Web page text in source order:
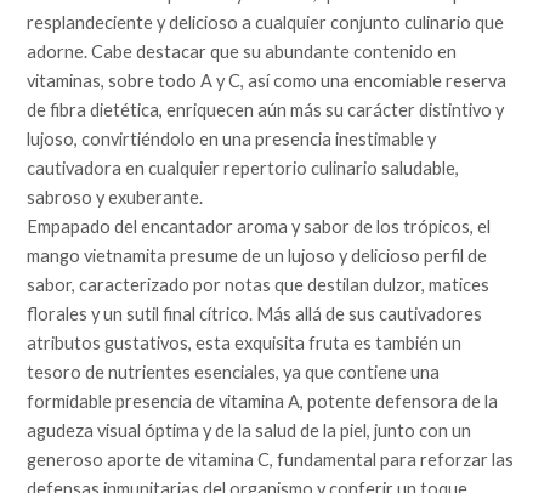
resplandeciente y delicioso a cualquier conjunto culinario que
adorne. Cabe destacar que su abundante contenido en
vitaminas, sobre todo A y C, así como una encomiable reserva
de fibra dietética, enriquecen aún más su carácter distintivo y
lujoso, convirtiéndolo en una presencia inestimable y
cautivadora en cualquier repertorio culinario saludable,
sabroso y exuberante.
Empapado del encantador aroma y sabor de los trópicos, el
mango vietnamita presume de un lujoso y delicioso perfil de
sabor, caracterizado por notas que destilan dulzor, matices
florales y un sutil final cítrico. Más allá de sus cautivadores
atributos gustativos, esta exquisita fruta es también un
tesoro de nutrientes esenciales, ya que contiene una
formidable presencia de vitamina A, potente defensora de la
agudeza visual óptima y de la salud de la piel, junto con un
generoso aporte de vitamina C, fundamental para reforzar las